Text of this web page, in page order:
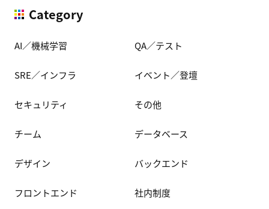
Category
AI／機械学習 QA／テスト
SRE／インフラ イベント／登壇
セキュリティ その他
チーム データベース
デザイン バックエンド
フロントエンド 社内制度